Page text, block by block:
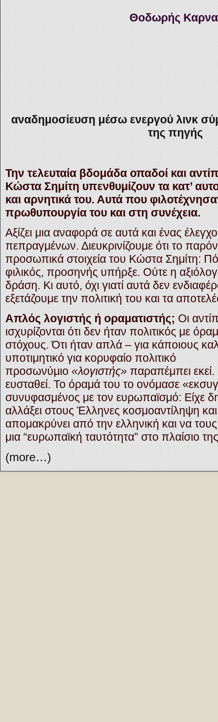
Θοδωρής
αναδημοσίευση μέσω ενεργού λινκ
της πηγής
Την τελευταία βδομάδα οπαδοί και
Κώστα Σημίτη υπενθυμίζουν τα κατ’
και αρνητικά του. Αυτά που
πρωθυπουργία του και στη συνέχεια.
Αξίζει μια αναφορά σε αυτά και ένας
πεπραγμένων. Διευκρινίζουμε ότι το
προσωπικά στοιχεία του Κώστα Σημίτη:
φιλικός, προσηνής υπήρξε. Ούτε η
δράση. Κι αυτό, όχι γιατί αυτά δεν
εξετάζουμε την πολιτική του και τα
Απλός λογιστής ή οραματιστής; Οι
ισχυρίζονται ότι δεν ήταν πολιτικός με
στόχους. Ότι ήταν απλά – για κάποιους
υποτιμητικό για κορυφαίο πολιτικό
προσωνύμιο «λογιστής» παραπέμπει
ευσταθεί. Το όραμά του το ονόμασε
συνυφασμένος με τον ευρωπαϊσμό: Είχε
αλλάξει στους Έλληνες κοσμοαντίληψη
απομακρύνει από την ελληνική και να
μια “ευρωπαϊκή ταυτότητα” στο πλαίσιο
(more…)